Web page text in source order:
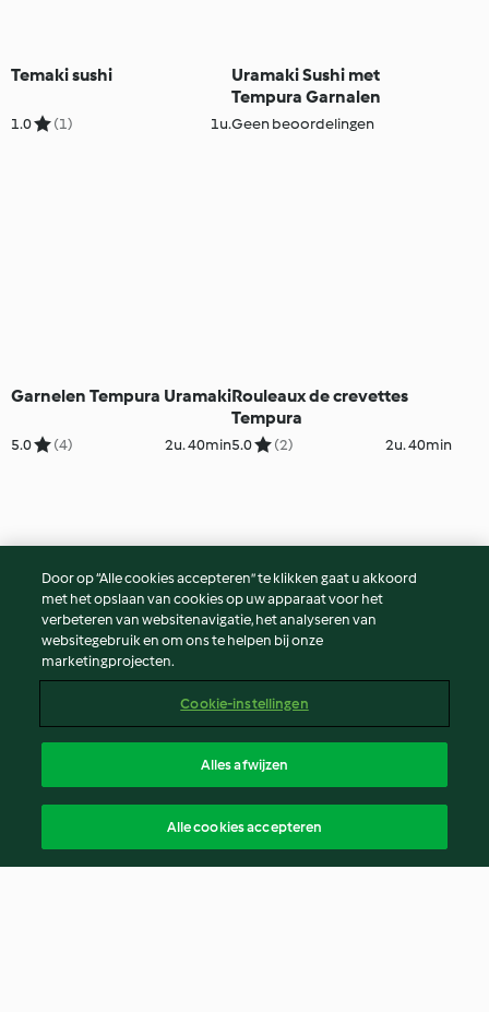
Temaki sushi
1.0 (1) 1u.
Uramaki Sushi met
Tempura Garnalen
Geen beoordelingen
Garnelen Tempura Uramaki
5.0 (4) 2u. 40min
Rouleaux de crevettes
Tempura
5.0 (2) 2u. 40min
Door op “Alle cookies accepteren” te klikken gaat u akkoord
met het opslaan van cookies op uw apparaat voor het
verbeteren van websitenavigatie, het analyseren van
websitegebruik en om ons te helpen bij onze
marketingprojecten.
Cookie-instellingen
Alles afwijzen
Alle cookies accepteren